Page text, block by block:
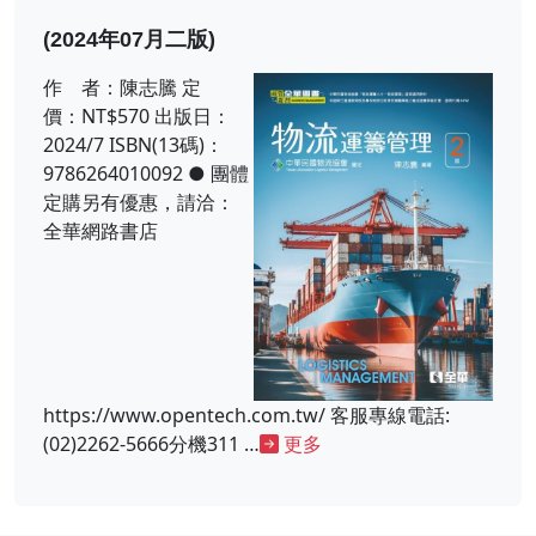
(2024年07月二版)
作 者：陳志騰 定
價：NT$570 出版日：
2024/7 ISBN(13碼)：
9786264010092 ● 團體
定購另有優惠，請洽：
全華網路書店
https://www.opentech.com.tw/ 客服專線電話:
(02)2262-5666分機311 …
更多